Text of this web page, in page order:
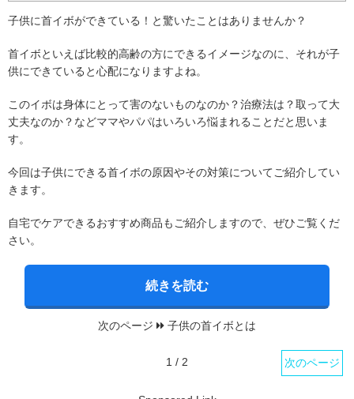
子供に首イボができている！と驚いたことはありませんか？
首イボといえば比較的高齢の方にできるイメージなのに、それが子
供にできていると心配になりますよね。
このイボは身体にとって害のないものなのか？治療法は？取って大
丈夫なのか？などママやパパはいろいろ悩まれることだと思いま
す。
今回は子供にできる首イボの原因やその対策についてご紹介してい
きます。
自宅でケアできるおすすめ商品もご紹介しますので、ぜひご覧くだ
さい。
続きを読む
次のページ 子供の首イボとは
1 / 2 次のページ